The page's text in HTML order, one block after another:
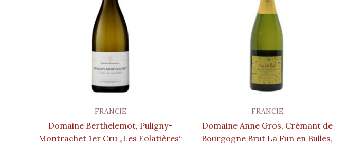
FRANCIE
Domaine Berthelemot, Puligny-
Montrachet 1er Cru „Les Folatières“
FRANCIE
Domaine Anne Gros, Crémant de
Bourgogne Brut La Fun en Bulles,